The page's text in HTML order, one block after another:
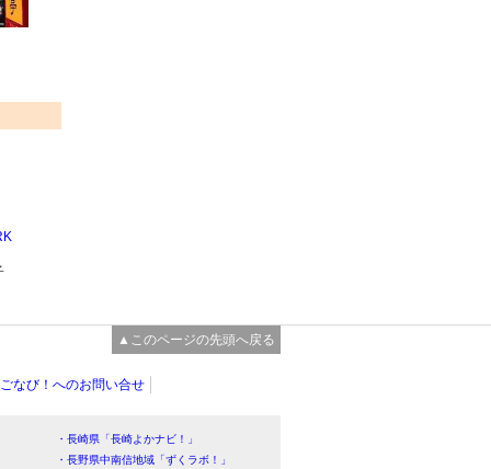
▲このページの先頭へ戻る
なび！へのお問い合せ
・長崎県「長崎よかナビ！」
・長野県中南信地域「ずくラボ！」